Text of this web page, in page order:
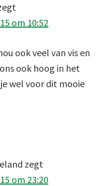
om 10:52
ook veel van vis en
ook hoog in het
wel voor dit mooie
zegt
om 23:20